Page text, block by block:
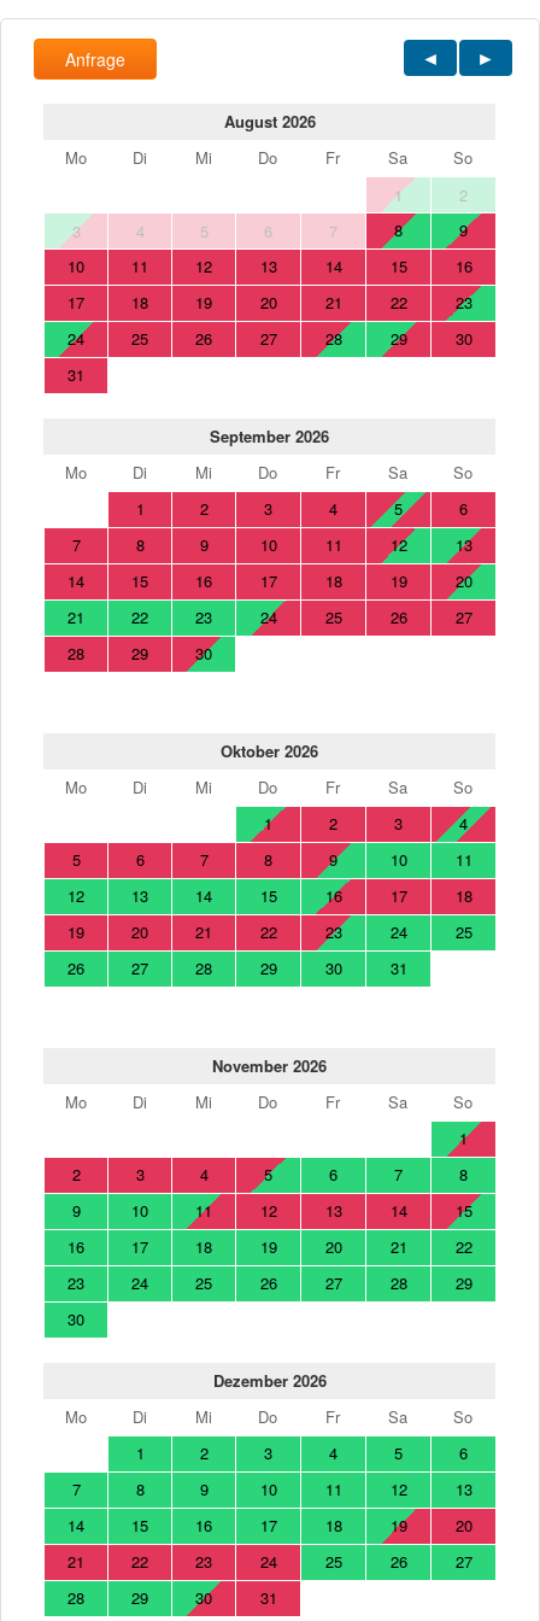
Anfrage
August 2026
Mo
Di Mi Do Fr Sa
So
1
2
3
4 5 6 7 8
9
10
11 12 13 14 15
16
17
18 19 20 21 22
23
24
25 26 27 28 29
30
31
September 2026
Mo
Di Mi Do Fr Sa
So
1
2 3 4 5
6
7
8 9 10 11 12
13
14
15 16 17 18 19
20
21
22 23 24 25 26
27
28
29 30
Oktober 2026
Mo
Di Mi Do Fr Sa
So
1
2 3
4
5
6 7 8 9 10
11
12
13 14 15 16 17
18
19
20 21 22 23 24
25
26
27 28 29 30 31
November 2026
Mo
Di Mi Do Fr Sa
So
1
2
3 4 5 6 7
8
9
10 11 12 13 14
15
16
17 18 19 20 21
22
23
24 25 26 27 28
29
30
Dezember 2026
Mo
Di Mi Do Fr Sa
So
1
2 3 4 5
6
7
8 9 10 11 12
13
14
15 16 17 18 19
20
21
22 23 24 25 26
27
28
29 30 31